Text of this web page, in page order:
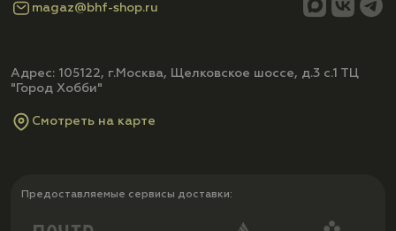
magaz@bhf-shop.ru
Адрес: 105122, г.Москва, Щелковское шоссе, д.3 с.1 ТЦ
"Город Хобби"
Смотреть на карте
Предоставляемые сервисы доставки: